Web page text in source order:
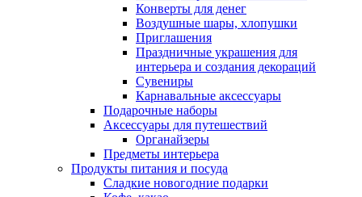
Конверты для денег
Воздушные шары, хлопушки
Приглашения
Праздничные украшения для
интерьера и создания декораций
Сувениры
Карнавальные аксессуары
Подарочные наборы
Аксессуары для путешествий
Органайзеры
Предметы интерьера
Продукты питания и посуда
Сладкие новогодние подарки